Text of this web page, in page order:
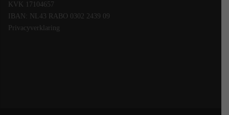
KVK 17104657
IBAN: NL43 RABO 0302 2439 09
Privacyverklaring